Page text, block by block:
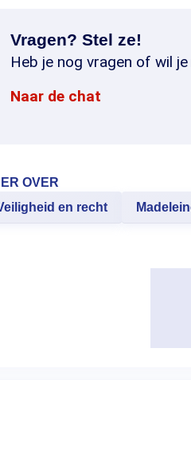
Vragen? Stel ze!
Heb je nog vragen of wil
Naar de chat
OVER
en recht